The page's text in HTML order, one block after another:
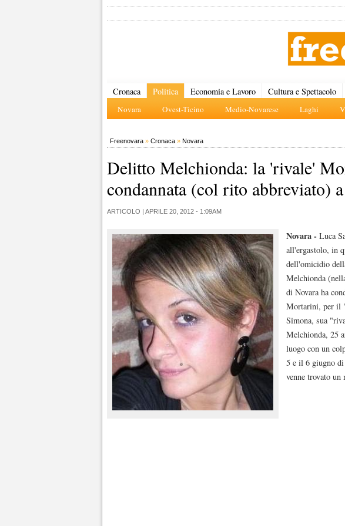
Cronaca Politica
Novara Ovest-Ticino Medio-Novarese Laghi
Economia e Lavoro Cultura e Spettacolo
Freenovara » Cronaca » Novara
Delitto Melchionda: la 'rivale'
condannata (col rito abbreviato)
ARTICOLO | APRILE 20, 2012 - 1:09AM
Novara - Luca
all'ergastolo, in
dell'omicidio
Melchionda
di Novara ha
Mortarini, per il
Simona, sua
Melchionda, 25
luogo con un
5 e il 6 giugno
venne trovato